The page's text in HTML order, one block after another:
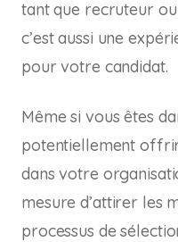
tant que recruteur
c’est aussi une
pour votre candidat.
Même si vous êtes
potentiellement
dans votre
mesure d’attirer les
processus de